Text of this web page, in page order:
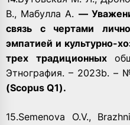
В., Мабyлла А. —
связь с чертами
эмпатией и культурно-
трех традиционных
Этнография. – 2023b. –
(Scopus Q1).
15.Semenova O.V.,